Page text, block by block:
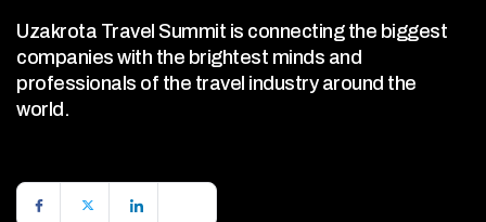
Uzakrota Travel Summit is connecting the biggest
companies with the brightest minds and
professionals of the travel industry around the
world.